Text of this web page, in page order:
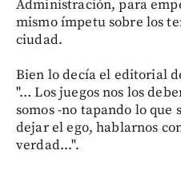
Administración, para
mismo ímpetu sobre los
ciudad.
Bien lo decía el editorial
"… Los juegos nos los
somos -no tapando lo que
dejar el ego, hablarnos
verdad...".